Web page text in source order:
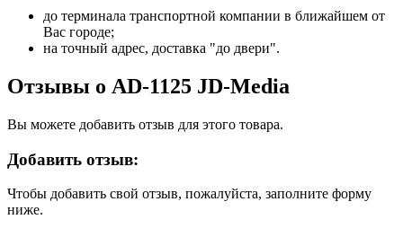
до терминала транспортной компании в ближайшем от
Вас городе;
на точный адрес, доставка "до двери".
Отзывы о AD-1125 JD-Media
Вы можете добавить отзыв для этого товара.
Добавить отзыв:
Чтобы добавить свой отзыв, пожалуйста, заполните форму
ниже.